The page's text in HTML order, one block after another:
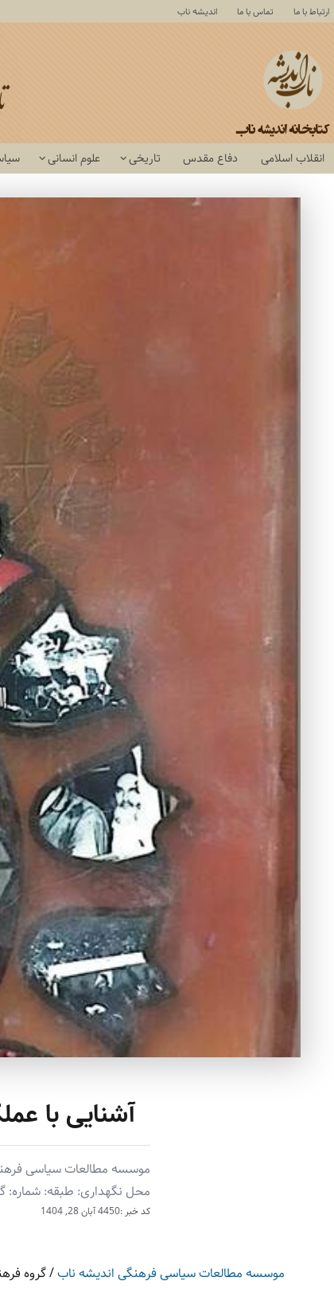
ارتباط با ما تماس با ما اندیشه ناب
انقلاب اسلامی دفاع مقدس تاریخی علوم انسانی
آشنایی با
موسسه مطالعات سیاسی
محل نگهداری: طبقه:
کد خبر :4450 آبان 28, 1404
موسسه مطالعات سیاسی فرهنگی اندیشه ناب/گروه